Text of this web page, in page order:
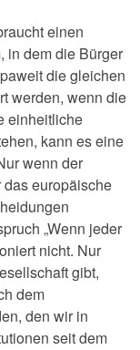
einen
in dem die Bürger
die gleichen
werden, wenn die
einheitliche
kann es eine
wenn der
europäische
„Wenn jeder
nicht. Nur
gibt,
dem
den wir in
seit dem